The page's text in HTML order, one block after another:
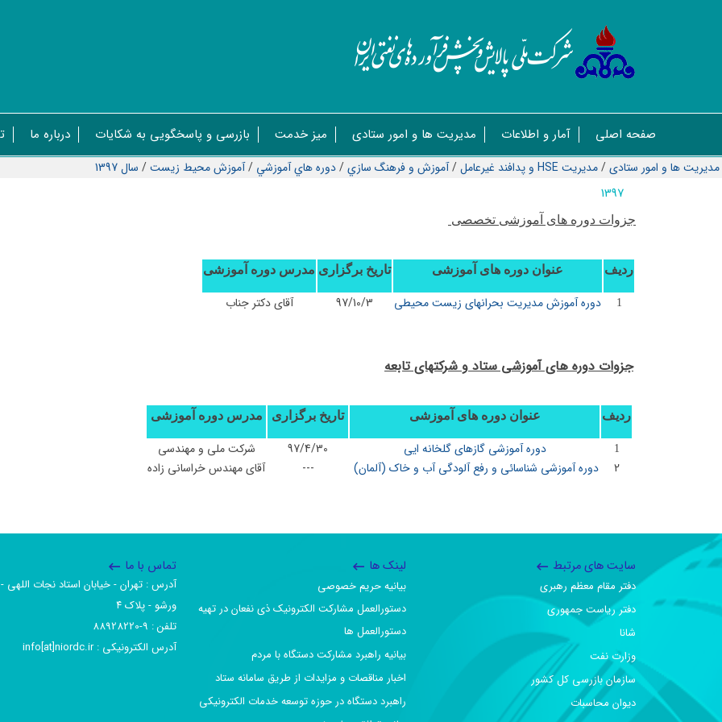
صفحه اصلی آمار و اطلاعات مدیریت ها و امور ستادی میز خدمت بازرسی و پاسخگویی به شکایات درباره ما
مدیریت ها و امور ستادی/مدیریت HSE و پدافند غیرعامل /آموزش و فرهنگ سازي/دوره هاي آموزشي /آموزش محيط زيست/ سال 1397
1397
جزوات دوره های آموزشی تخصصی
ردیف عنوان دوره های آموزشی تاریخ برگزاری مدرس دوره آموزشی
1 دوره آموزش مدیریت بحرانهای زیست محیطی 97/10/3 آقای دکتر جناب
جزوات دوره های آموزشی ستاد و شرکتهای تابعه
ردیف عنوان دوره های آموزشی تاریخ برگزاری مدرس دوره آموزشی
1 دوره آموزشی گازهای گلخانه ایی 97/4/30
شرکت ملی و مهندسی
2
دوره آموزشی شناسائی و رفع آلودگی آب و خاک (آلمان) --- آقای مهندس خراسانی زاده
سایت های مرتبط
دفتر مقام معظم رهبری
دفتر ریاست جمهوری
شانا
وزارت نفت
سازمان بازرسی کل کشور
دیوان محاسبات
لینک ها
بیانیه حریم خصوصی
دستورالعمل مشارکت الکترونیک ذی نفعان در تهیه
دستورالعمل ها
بیانیه راهبرد مشارکت دستگاه با مردم
اخبار مناقصات و مزایدات از طریق سامانه ستاد
راهبرد دستگاه در حوزه توسعه خدمات الکترونیکی
تماس با ما
آدرس :‌ تهران - خیابان استاد نجات اللهی -
ورشو - پلاک ۴
تلفن :‌ 9-88928220
آدرس الکترونیکی :‌ info[at]niordc.ir